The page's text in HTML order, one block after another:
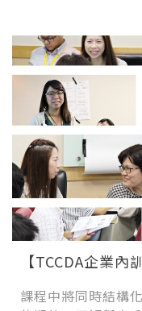
【TCCDA企業
課程中將同時結構